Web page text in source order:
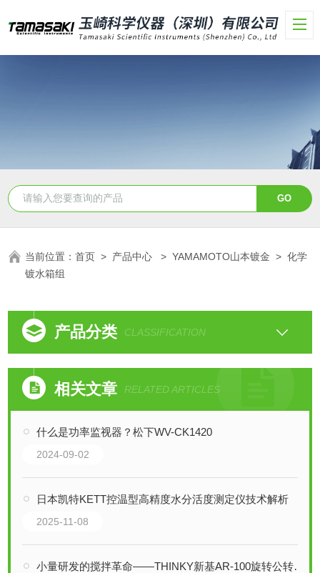
当前位置：首页 > 产品中心 >YAMAMOTO山本镀金 >化学
镀水箱组
产品分类 CLASSIFICATION
相关文章 RELATED ARTICLES
什么是功率监视器？松下WV-CK1420
2024-09-02
日本凯特KETT控温型高精度水分活度测定仪技术解析
2025-11-08
小量研发的搅拌革命——THINKY新基AR-100旋转公转搅拌机技术解析